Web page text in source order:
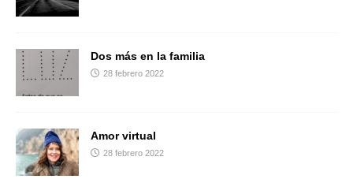
Dos más en la familia
28 febrero 2022
Amor virtual
28 febrero 2022